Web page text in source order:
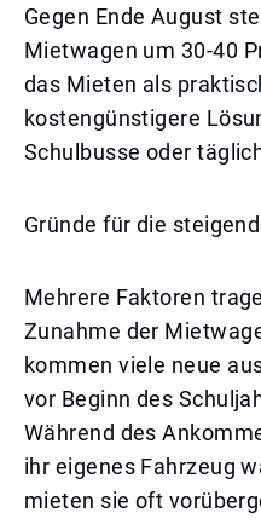
Gegen Ende August
Mietwagen um 30-40
das Mieten als
kostengünstigere
Schulbusse oder
Gründe für die
Mehrere Faktoren
Zunahme der
kommen viele neue
vor Beginn des
Während des
ihr eigenes Fahrzeug
mieten sie oft